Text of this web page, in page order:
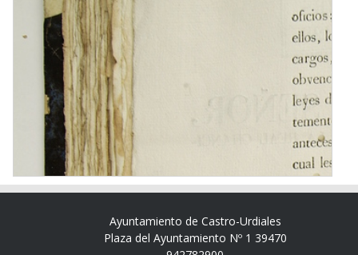
Ayuntamiento de Castro-Urdiales
Plaza del Ayuntamiento Nº 1 39470